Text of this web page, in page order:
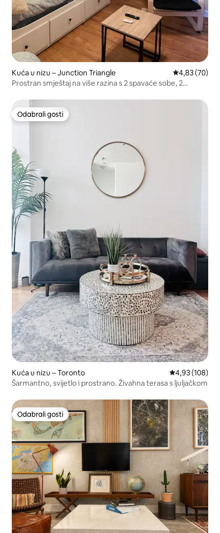
Kuća u nizu – Junction Triangle Prosječna
4,83 (70)
Prostran smještaj na više razina s 2 spavaće sobe, 2
Odabrali gosti
Odabrali gosti
Kuća u nizu – Toronto Prosječna
4,93 (108)
Šarmantno, svijetlo i prostrano. Živahna terasa s ljuljačkom
Odabrali gosti
Odabrali gosti